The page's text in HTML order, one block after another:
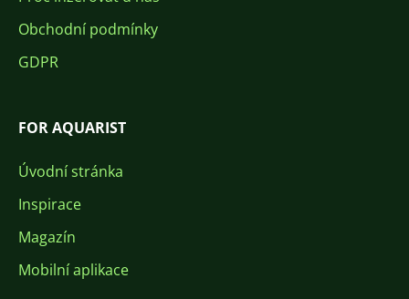
Obchodní podmínky
GDPR
FOR AQUARIST
Úvodní stránka
Inspirace
Magazín
Mobilní aplikace